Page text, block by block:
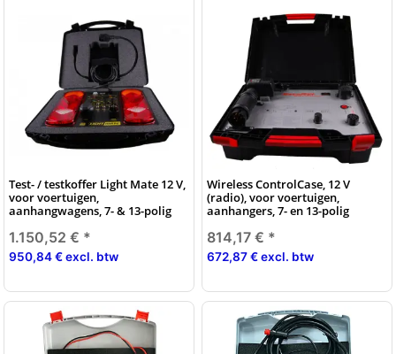
Test- / testkoffer Light Mate 12 V,
voor voertuigen,
aanhangwagens, 7- & 13-polig
1.150,52 € *
950,84 € excl. btw
Wireless ControlCase, 12 V
(radio), voor voertuigen,
aanhangers, 7- en 13-polig
814,17 € *
672,87 € excl. btw